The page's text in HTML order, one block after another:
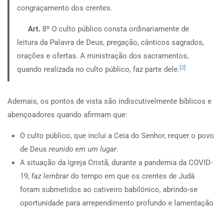
congraçamento dos crentes.
Art. 8º O culto público consta ordinariamente de
leitura da Palavra de Deus, pregação, cânticos sagrados,
orações e ofertas. A ministração dos sacramentos,
quando realizada no culto público, faz parte dele.[2]
Ademais, os pontos de vista são indiscutivelmente bíblicos e
abençoadores quando afirmam que:
O culto público, que inclui a Ceia do Senhor, requer o povo
de Deus reunido em um lugar.
A situação da Igreja Cristã, durante a pandemia da COVID-
19, faz lembrardo tempo em que os crentes de Judá
foram submetidos ao cativeiro babilônico, abrindo-se
oportunidade para arrependimento profundo e lamentação